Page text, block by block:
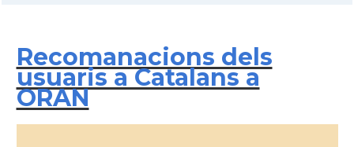
Recomanacions dels
usuaris a Catalans a
ORAN